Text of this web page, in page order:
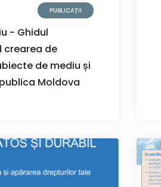
PUBLICAȚII
- Ghidul
crearea de
de mediu și
Moldova